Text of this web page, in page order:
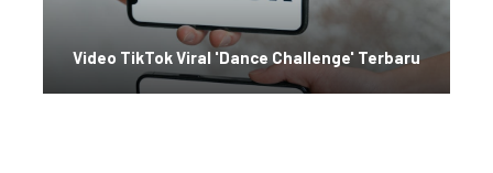
Video TikTok Viral 'Dance Challenge' Terbaru